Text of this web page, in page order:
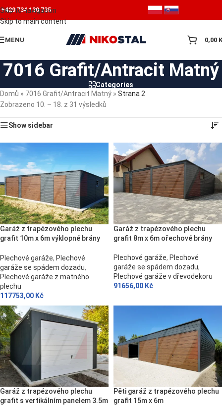
Skip to navigation
Skip to main content
+420 734 130 735
MENU 0,00
7016 Grafit/Antracit Matný
Categories
Domů » 7016 Grafit/Antracit Matný » Strana 2
Zobrazeno 10. – 18. z 31 výsledků
Show sidebar
Garáž z trapézového plechu
grafit 10m x 6m výklopné brány
Plechové garáže, Plechové
garáže se spádem dozadu,
Plechové garáže z matného
plechu
117753,00 Kč
Garáž z trapézového plechu
grafit 8m x 6m ořechové brány
Plechové garáže, Plechové
garáže se spádem dozadu,
Plechové garáže v dřevodekoru
91656,00 Kč
Garáž z trapézového plechu
grafit s vertikálním panelem 3.5m
Pěti garáž z trapézového plechu
grafit 15m x 6m